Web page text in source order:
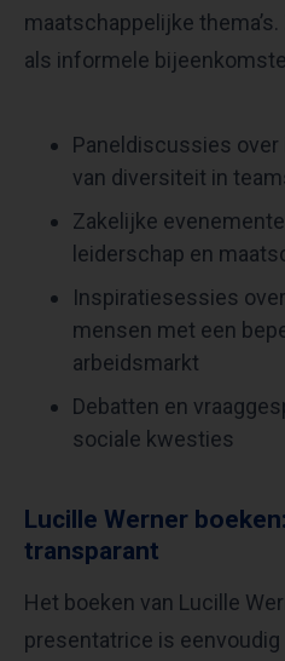
maatschappelijke
als informele
Paneldiscussies
van diversiteit in
Zakelijke
leiderschap en
Inspiratiesessies
mensen met een
arbeidsmarkt
Debatten en
sociale kwesties
Lucille Werner
transparant
Het boeken van Lucille
presentatrice is